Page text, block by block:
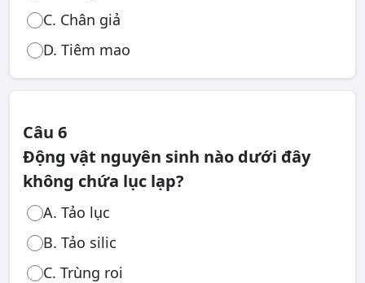
C. Chân giả
D. Tiêm mao
Câu 6
Động vật nguyên sinh nào dưới đây
không chứa lục lạp?
A. Tảo lục
B. Tảo silic
C. Trùng roi